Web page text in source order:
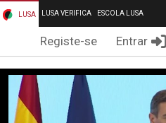
LUSA LUSA VERIFICA ESCOLA LUSA
Registe-se Entrar